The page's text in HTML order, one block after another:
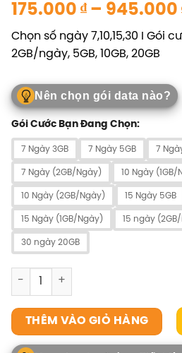
175.000 ₫ – 945.000
Chọn số ngày 7,10,15,30 I Gói
2GB/ngày, 5GB, 10GB, 20GB
Nên chọn gói data nào?
Gói Cước Bạn Đang Chọn:
7 Ngày 3GB 7 Ngày 5GB 7
7 Ngày (2GB/Ngày) 10 Ngày (1GB/
10 Ngày (2GB/Ngày) 15 Ngày 5GB
15 Ngày (1GB/Ngày) 15 ngày
30 ngày 20GB
SIM Kazakhstan số lượng
THÊM VÀO GIỎ HÀNG